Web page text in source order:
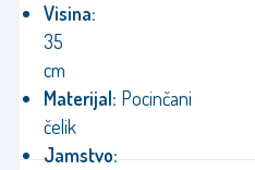
Visina:
35
cm
Materijal: Pocinčani
čelik
Jamstvo: